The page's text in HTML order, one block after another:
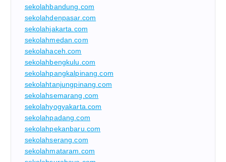
sekolahbandung.com
sekolahdenpasar.com
sekolahjakarta.com
sekolahmedan.com
sekolahaceh.com
sekolahbengkulu.com
sekolahpangkalpinang.com
sekolahtanjungpinang.com
sekolahsemarang.com
sekolahyogyakarta.com
sekolahpadang.com
sekolahpekanbaru.com
sekolahserang.com
sekolahmataram.com